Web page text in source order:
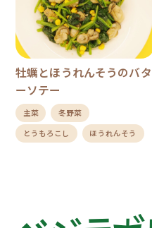
牡蠣とほうれんそうのバタ
ーソテー
主菜
冬野菜
とうもろこし
ほうれんそう